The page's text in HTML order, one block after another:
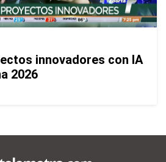
innovadores con IA
2026